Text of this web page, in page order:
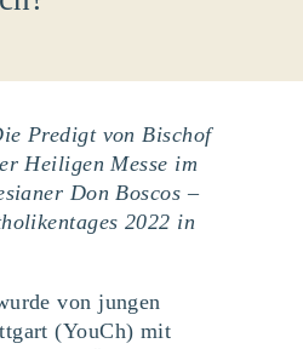
Predigt von Bischof
Heiligen Messe im
Don Boscos –
2022 in
von jungen
(YouCh) mit